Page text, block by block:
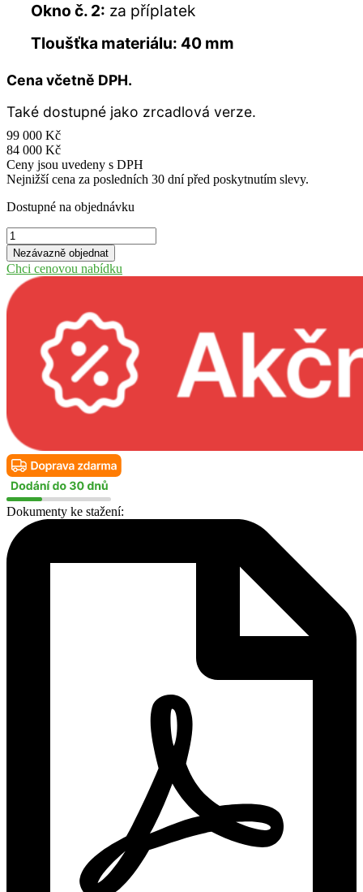
Okno č. 2: za příplatek
Tloušťka materiálu: 40 mm
Cena včetně DPH.
Také dostupné jako zrcadlová verze.
99 000 Kč
84 000 Kč
Ceny jsou uvedeny s DPH
Nejnižší cena za posledních 30 dní před poskytnutím slevy.
Dostupné na objednávku
Levný
zahradní
domek
Ofenburrg
6
množství
Nezávazně objednat
Chci cenovou nabídku
Dokumenty ke stažení: